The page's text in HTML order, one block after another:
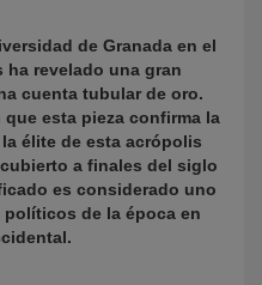
de Granada en el
ha revelado una gran
cuenta tubular de oro.
esta pieza confirma la
élite de esta acrópolis
a finales del siglo
es considerado uno
de la época en